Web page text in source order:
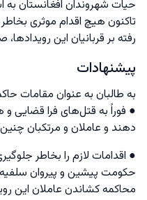
حیات شهروندان افغانستان
تاکنون هیچ اقدام موثری
رفته بر قربانیان این
پیشنهادات
به طالبان به عنوان مقامات
● فوراً به قتل‌های فرا قضایی
دهند و عاملان و مرتکبان
● اقدامات لازم را بخاطر
حکومت پیشین و پیروان سلفیه
محاکمه کشاندن عاملان این